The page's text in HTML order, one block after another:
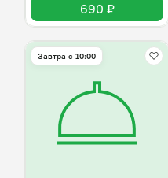
690 ₽
Завтра c 10:00